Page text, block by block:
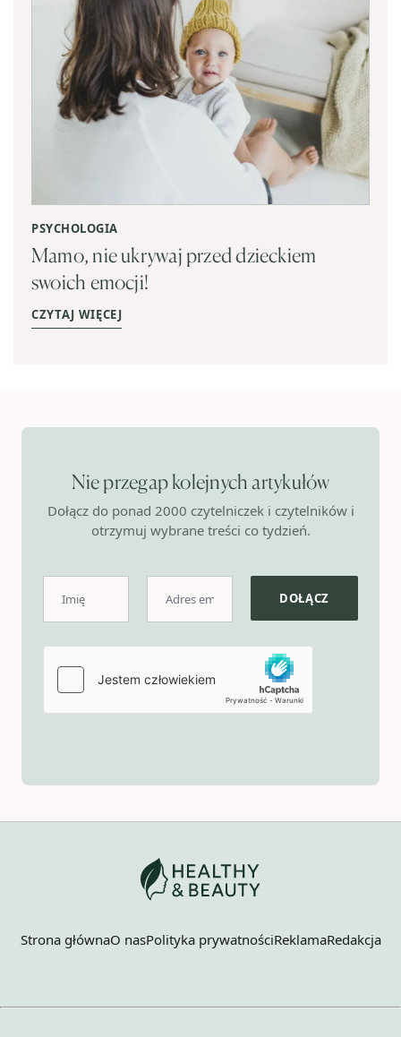
PSYCHOLOGIA
Mamo, nie ukrywaj przed dzieckiem
swoich emocji!
CZYTAJ WIĘCEJ
Nie przegap kolejnych artykułów
Dołącz do ponad 2000 czytelniczek i czytelników i
otrzymuj wybrane treści co tydzień.
Strona głównaO nasPolityka prywatnościReklamaRedakcja